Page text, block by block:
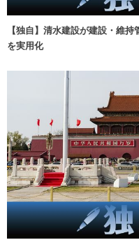
【独自】清水建設が建設・維
を実用化